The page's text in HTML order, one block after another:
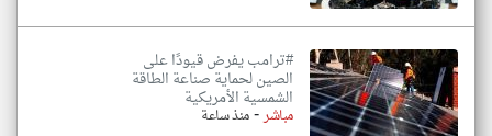
#ترامب يفرض قيودًا على
الصين لحماية صناعة الطاقة
الشمسية الأمريكية
مباشر-منذ ساعة